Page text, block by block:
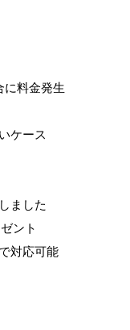
に料金発生
ケース
ました
ント
対応可能